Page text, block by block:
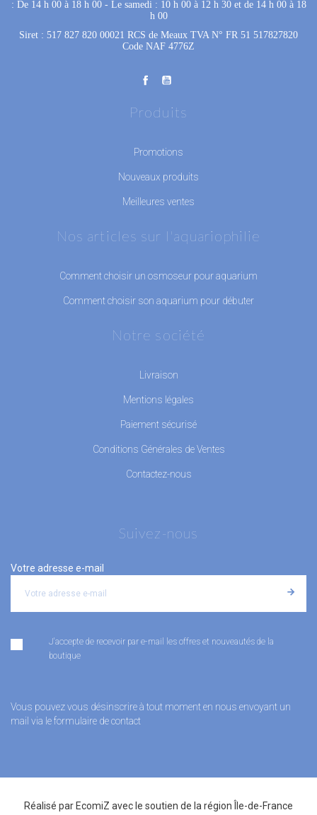
: De 14 h 00 à 18 h 00 - Le samedi : 10 h 00 à 12 h 30 et de 14 h 00 à 18
h 00
Siret : 517 827 820 00021 RCS de Meaux TVA N° FR 51 517827820
Code NAF 4776Z
Produits
Promotions
Nouveaux produits
Meilleures ventes
Nos articles sur l'aquariophilie
Comment choisir un osmoseur pour aquarium
Comment choisir son aquarium pour débuter
Notre société
Livraison
Mentions légales
Paiement sécurisé
Conditions Générales de Ventes
Contactez-nous
Suivez-nous
Votre adresse e-mail
J'accepte de recevoir par e-mail les offres et nouveautés de la
boutique
Vous pouvez vous désinscrire à tout moment en nous envoyant un
mail via le formulaire de contact
Réalisé par EcomiZ avec le soutien de larégion Île-de-France